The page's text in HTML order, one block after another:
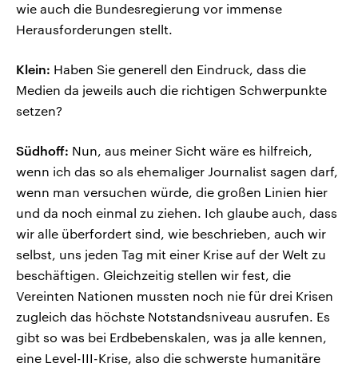
wie auch die Bundesregierung vor immense
Herausforderungen stellt.
Klein: Haben Sie generell den Eindruck, dass die
Medien da jeweils auch die richtigen Schwerpunkte
setzen?
Südhoff: Nun, aus meiner Sicht wäre es hilfreich,
wenn ich das so als ehemaliger Journalist sagen darf,
wenn man versuchen würde, die großen Linien hier
und da noch einmal zu ziehen. Ich glaube auch, dass
wir alle überfordert sind, wie beschrieben, auch wir
selbst, uns jeden Tag mit einer Krise auf der Welt zu
beschäftigen. Gleichzeitig stellen wir fest, die
Vereinten Nationen mussten noch nie für drei Krisen
zugleich das höchste Notstandsniveau ausrufen. Es
gibt so was bei Erdbebenskalen, was ja alle kennen,
eine Level-III-Krise, also die schwerste humanitäre